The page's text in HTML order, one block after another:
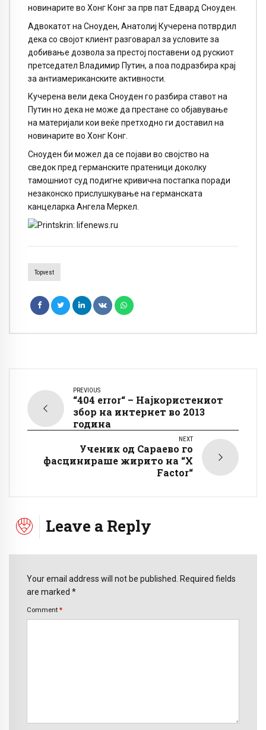
новинарите во Хонг Конг за прв пат Едвард Сноуден.
Адвокатот на Сноуден, Анатолиј Кучерена потврдил
дека со својот клиент разговарал за условите за
добивање дозвола за престој поставени од рускиот
претседател Владимир Путин, а поа подразбира крај
за антиамериканските активности.
Кучерена вели дека Сноуден го разбира ставот на
Путин но дека не може да престане со објавување
на материјали кои веќе претходно ги доставил на
новинарите во Хонг Конг.
Сноуден би можел да се појави во својство на
сведок пред германските пратеници доколку
тамошниот суд подигне кривична постапка поради
незаконско прислушкување на германската
канцеларка Ангела Меркел.
Topvest
PREVIOUS
“404 error“ – Најкористениот
збор на интернет во 2013
година
NEXT
Ученик од Сараево го
фасцинираше жирито на “X
Factor“
Leave a Reply
Your email address will not be published. Required fields
are marked *
Comment *